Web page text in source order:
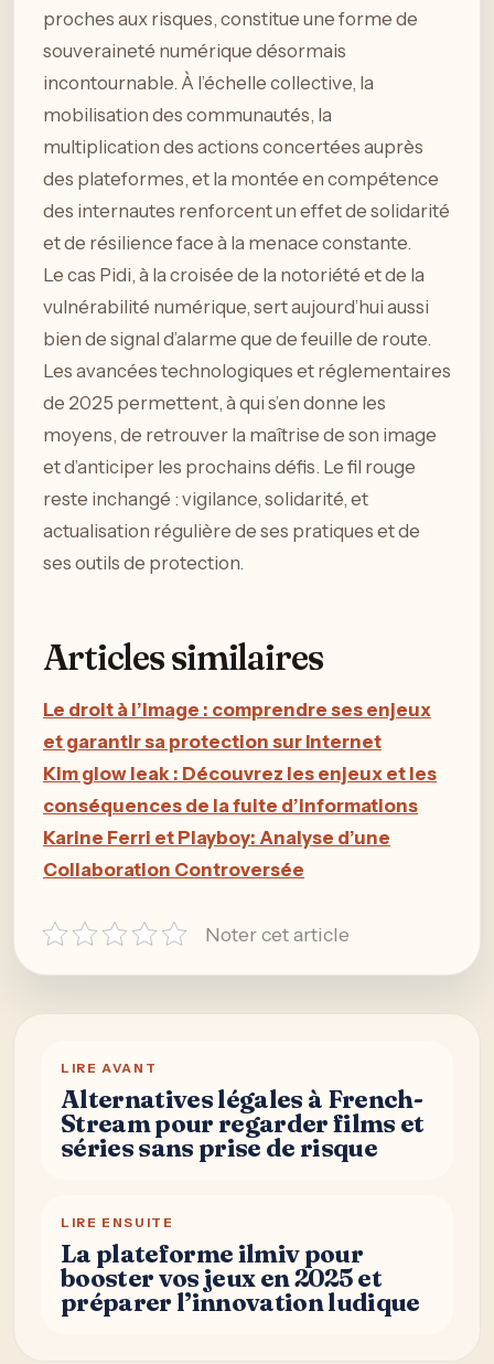
proches aux risques, constitue une forme de
souveraineté numérique désormais
incontournable. À l’échelle collective, la
mobilisation des communautés, la
multiplication des actions concertées auprès
des plateformes, et la montée en compétence
des internautes renforcent un effet de solidarité
et de résilience face à la menace constante.
Le cas Pidi, à la croisée de la notoriété et de la
vulnérabilité numérique, sert aujourd’hui aussi
bien de signal d’alarme que de feuille de route.
Les avancées technologiques et réglementaires
de 2025 permettent, à qui s’en donne les
moyens, de retrouver la maîtrise de son image
et d’anticiper les prochains défis. Le fil rouge
reste inchangé : vigilance, solidarité, et
actualisation régulière de ses pratiques et de
ses outils de protection.
Articles similaires
Le droit à l’image : comprendre ses enjeux
et garantir sa protection sur Internet
Kim glow leak : Découvrez les enjeux et les
conséquences de la fuite d’informations
Karine Ferri et Playboy: Analyse d’une
Collaboration Controversée
Noter cet article
LIRE AVANT
Alternatives légales à French-
Stream pour regarder films et
séries sans prise de risque
LIRE ENSUITE
La plateforme ilmiv pour
booster vos jeux en 2025 et
préparer l’innovation ludique